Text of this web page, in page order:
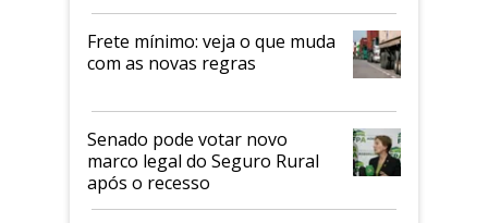
Frete mínimo: veja o que muda
com as novas regras
Senado pode votar novo
marco legal do Seguro Rural
após o recesso